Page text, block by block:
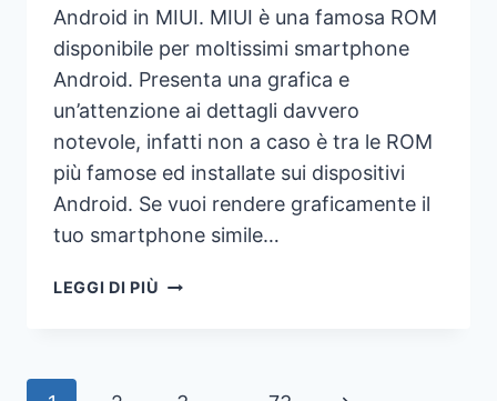
Android in MIUI. MIUI è una famosa ROM
disponibile per moltissimi smartphone
Android. Presenta una grafica e
un’attenzione ai dettagli davvero
notevole, infatti non a caso è tra le ROM
più famose ed installate sui dispositivi
Android. Se vuoi rendere graficamente il
tuo smartphone simile…
LEGGI DI PIÙ TRASFORMARE